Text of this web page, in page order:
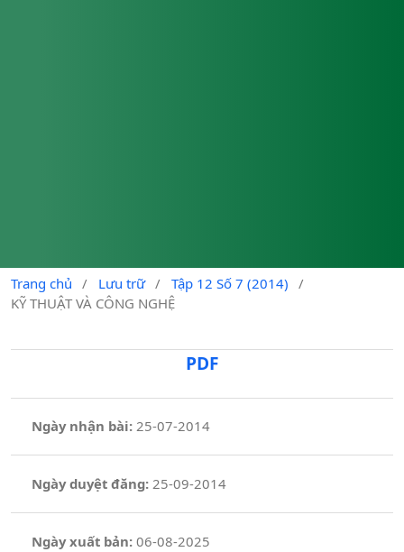
Trang chủ / Lưu trữ / Tập 12 Số 7 (2014)
/
KỸ THUẬT VÀ CÔNG NGHỆ
PDF
Ngày nhận bài: 25-07-2014
Ngày duyệt đăng:25-09-2014
Ngày xuất bản: 06-08-2025